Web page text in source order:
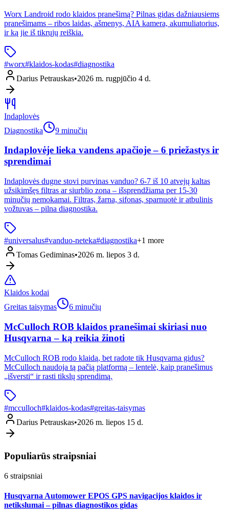
Worx Landroid rodo klaidos pranešimą? Pilnas gidas dažniausiems
pranešimams – ribos laidas, ašmenys, AIA kamera, akumuliatorius,
ir ką jie iš tikrųjų reiškia.
#worx#klaidos-kodas#diagnostika
Darius Petrauskas•2026 m. rugpjūčio 4 d.
Indaplovės
Diagnostika
9 minučių
Indaplovėje lieka vandens apačioje – 6 priežastys ir
sprendimai
Indaplovės dugne stovi purvinas vanduo? 6-7 iš 10 atvejų kaltas
užsikimšęs filtras ar siurblio zona – išsprendžiama per 15-30
minučių nemokamai. Filtras, žarna, sifonas, sparnuotė ir atbulinis
vožtuvas – pilna diagnostika.
#universalus#vanduo-neteka#diagnostika+1 more
Tomas Gediminas•2026 m. liepos 3 d.
Klaidos kodai
Greitas taisymas
6 minučių
McCulloch ROB klaidos pranešimai skiriasi nuo
Husqvarna – ką reikia žinoti
McCulloch ROB rodo klaidą, bet radote tik Husqvarna gidus?
McCulloch naudoja tą pačią platformą – lentelė, kaip pranešimus
„išversti“ ir rasti tikslų sprendimą.
#mcculloch#klaidos-kodas#greitas-taisymas
Darius Petrauskas•2026 m. liepos 15 d.
Populiarūs straipsniai
6 straipsniai
Husqvarna Automower EPOS GPS navigacijos klaidos ir
netikslumai – pilnas diagnostikos gidas